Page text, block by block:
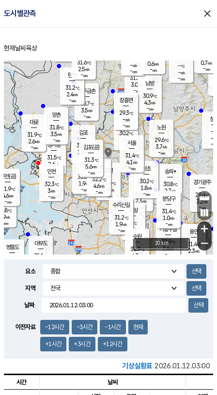
도시별관측 close
홈
현재날씨 육상
의도
℃
m/s
mm
영흥도
양주
31.2℃
3.0
-mm
과천
30.5℃
2.3m/s
- mm
용인
31.4℃
2.3m/s
경기광주
29.4℃
3.2m/s
-mm
4.3m/s
대부도
31.1
경서동
31.5℃
2.6 m/s
-mm
파주금촌
30.7℃
3.5m/s
-mm
-℃
-m/s
-mm
대곶
31.9℃
2.6m/s
-mm
창
-
-m/
-
탄현
31.2℃
2.4m/s
-mm
0.7m/s
-mm
의왕
- ℃
m/s
mm
김포
31.5℃
1.3 m/s
mm
광명
31.6 ℃
2.9 m/s
-mm
부천
31.5℃
1.9m/s
-mm
양촌
31.8℃
3.5m/s
-mm
구로
32.2℃
4.6m/s
-mm
은평
30.2℃
1.5 m/s
- mm
노원
29.6℃
3.7m/s
-mm
송파*
30.8℃
2.7m/s
-mm
서초
30.2℃
1.8m/s
-mm
남방
30.9℃
4.3m/s
-mm
기흥구갈
32.9℃
2.4m/s
-
수리산길
31.2℃
1.9m/s
-mm
분당구
31.4℃
1.0m/s
-mm
장흥면
29.3℃
-m/s
-mm
-m/s
-mm
인천(공)
31.9℃
4.6m/s
-mm
김포(공)
31.3℃
5.6m/s
-mm
수원
31.9℃
4.3 m/s
인천
32.3℃
3m/s
-mm
서울
31.4℃
4.1 m/s
-mm
31.6℃
2.5m/s
-mm
0.6m/s
-mm
+
−
20 km
요소
지역
날짜
이전자료 -12시간 -3시간 -1시간 현재
+1시간 +3시간 +12시간
기상실황표 2026.01.12.03:00
시간 날씨